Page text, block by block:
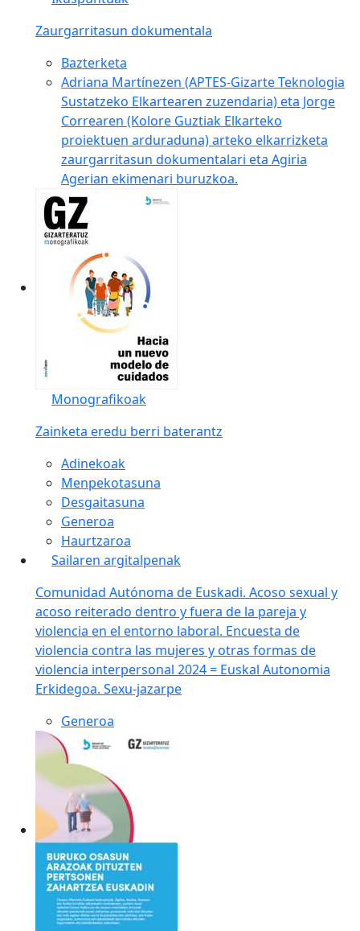
Zaurgarritasun dokumentala
Bazterketa
Adriana Martínezen (APTES-Gizarte Teknologia
Sustatzeko Elkartearen zuzendaria) eta Jorge
Correaren (Kolore Guztiak Elkarteko
proiektuen arduraduna) arteko elkarrizketa
zaurgarritasun dokumentalari eta Agiria
Agerian ekimenari buruzkoa.
Monografikoak
Zainketa eredu berri baterantz
Adinekoak
Menpekotasuna
Desgaitasuna
Generoa
Haurtzaroa
Sailaren argitalpenak
Comunidad Autónoma de Euskadi. Acoso sexual y
acoso reiterado dentro y fuera de la pareja y
violencia en el entorno laboral. Encuesta de
violencia contra las mujeres y otras formas de
violencia interpersonal 2024 = Euskal Autonomia
Erkidegoa. Sexu-jazarpe
Generoa